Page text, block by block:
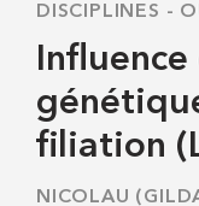
DISCIPLINES -
filiation
NICOLAU